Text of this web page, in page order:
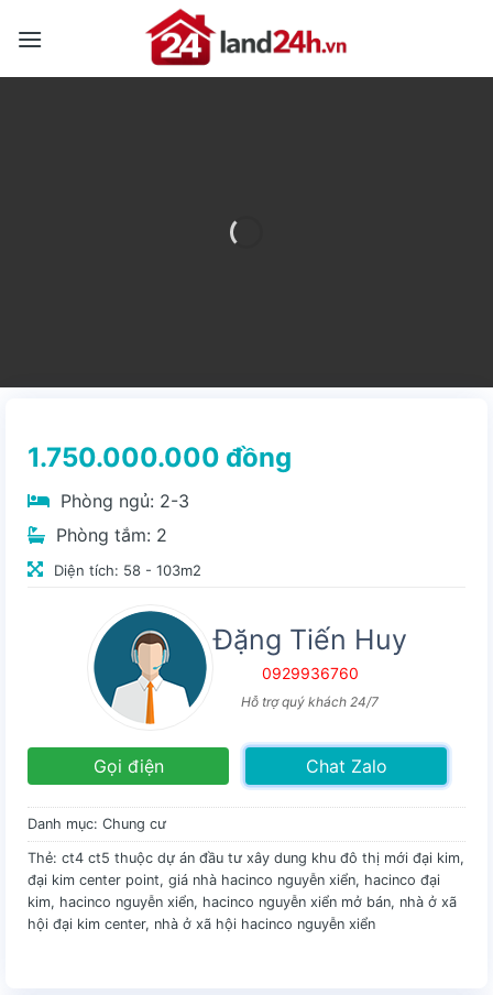
1.750.000.000 đồng
Phòng ngủ: 2-3
Phòng tắm: 2
Diện tích: 58 - 103m2
Đặng Tiến Huy
0929936760
Hỗ trợ quý khách 24/7
Gọi điện Chat Zalo
Danh mục: Chung cư
Thẻ: ct4 ct5 thuộc dự án đầu tư xây dung khu đô thị mới đại kim,
đại kim center point, giá nhà hacinco nguyễn xiển, hacinco đại
kim, hacinco nguyễn xiển, hacinco nguyễn xiển mở bán, nhà ở xã
hội đại kim center, nhà ở xã hội hacinco nguyễn xiển